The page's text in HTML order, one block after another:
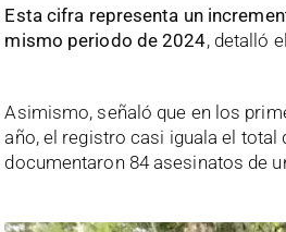
Esta cifra representa un
mismo periodo de 2024, detalló
Asimismo, señaló que en los
año, el registro casi iguala el total
documentaron 84 asesinatos de